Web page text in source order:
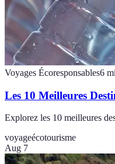
Voyages Écoresponsables6
Les 10 Meilleures
Explorez les 10 meilleures
voyageécotourisme
Aug 7